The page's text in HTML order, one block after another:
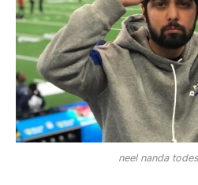
neel nanda